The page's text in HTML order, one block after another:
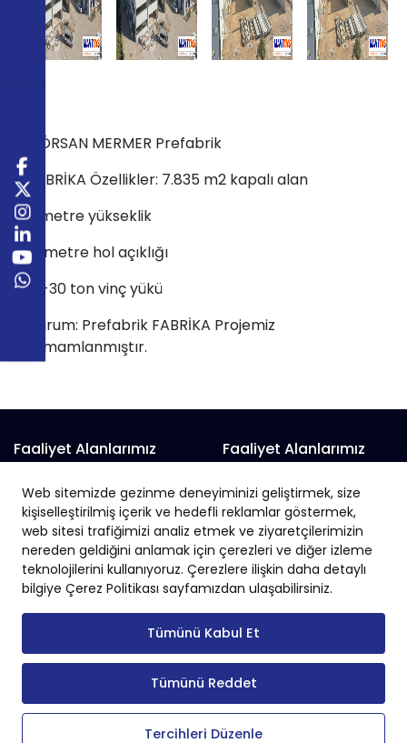
Web sitemizde gezinme deneyiminizi geliştirmek, size
kişiselleştirilmiş içerik ve hedefli reklamlar göstermek,
web sitesi trafiğimizi analiz etmek ve ziyaretçilerimizin
nereden geldiğini anlamak için çerezleri ve diğer izleme
teknolojilerini kullanıyoruz. Çerezlere ilişkin daha detaylı
bilgiye Çerez Politikası sayfamızdan ulaşabilirsiniz.
Tümünü Kabul Et
Tümünü Reddet
Tercihleri Düzenle
GÖRSAN MERMER Prefabrik
FABRİKA Özellikler: 7.835 m2 kapalı alan
9 metre yükseklik
21 metre hol açıklığı
15-30 ton vinç yükü
Durum: Prefabrik FABRİKA Projemiz
tamamlanmıştır.
Faaliyet Alanlarımız
Prefabrik Alışveriş Merkezi
Prefabrik Belediye Binaları
Prefabrik Depo
Prefabrik Okul
Prefabrik Endüstriyel Yapı
Faaliyet Alanlarımız
Prefabrik Fabrika
Prefabrik Hayvan Çiftliği
Prefabrik İnşaat
Prefabrik İş Yeri
Prefabrik Sanayi Sitesi
Copyright © 2024 Tüm Hakları Saklıdır.